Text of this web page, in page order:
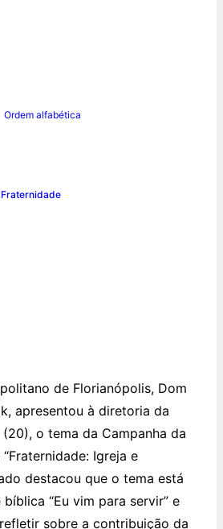
Ordem alfabética
de Florianópolis, Dom
apresentou à diretoria da
(20), o tema da Campanha da
Igreja e
destacou que o tema está
“Eu vim para servir” e
sobre a contribuição da